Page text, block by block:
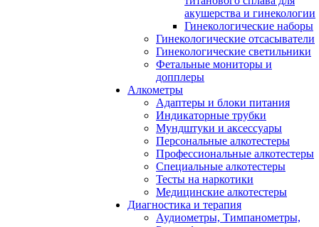
акушерства и гинекологии
Гинекологические наборы
Гинекологические отсасыватели
Гинекологические светильники
Фетальные мониторы и
допплеры
Алкометры
Адаптеры и блоки питания
Индикаторные трубки
Мундштуки и аксессуары
Персональные алкотестеры
Профессиональные алкотестеры
Специальные алкотестеры
Тесты на наркотики
Медицинские алкотестеры
Диагностика и терапия
Аудиометры, Тимпанометры,